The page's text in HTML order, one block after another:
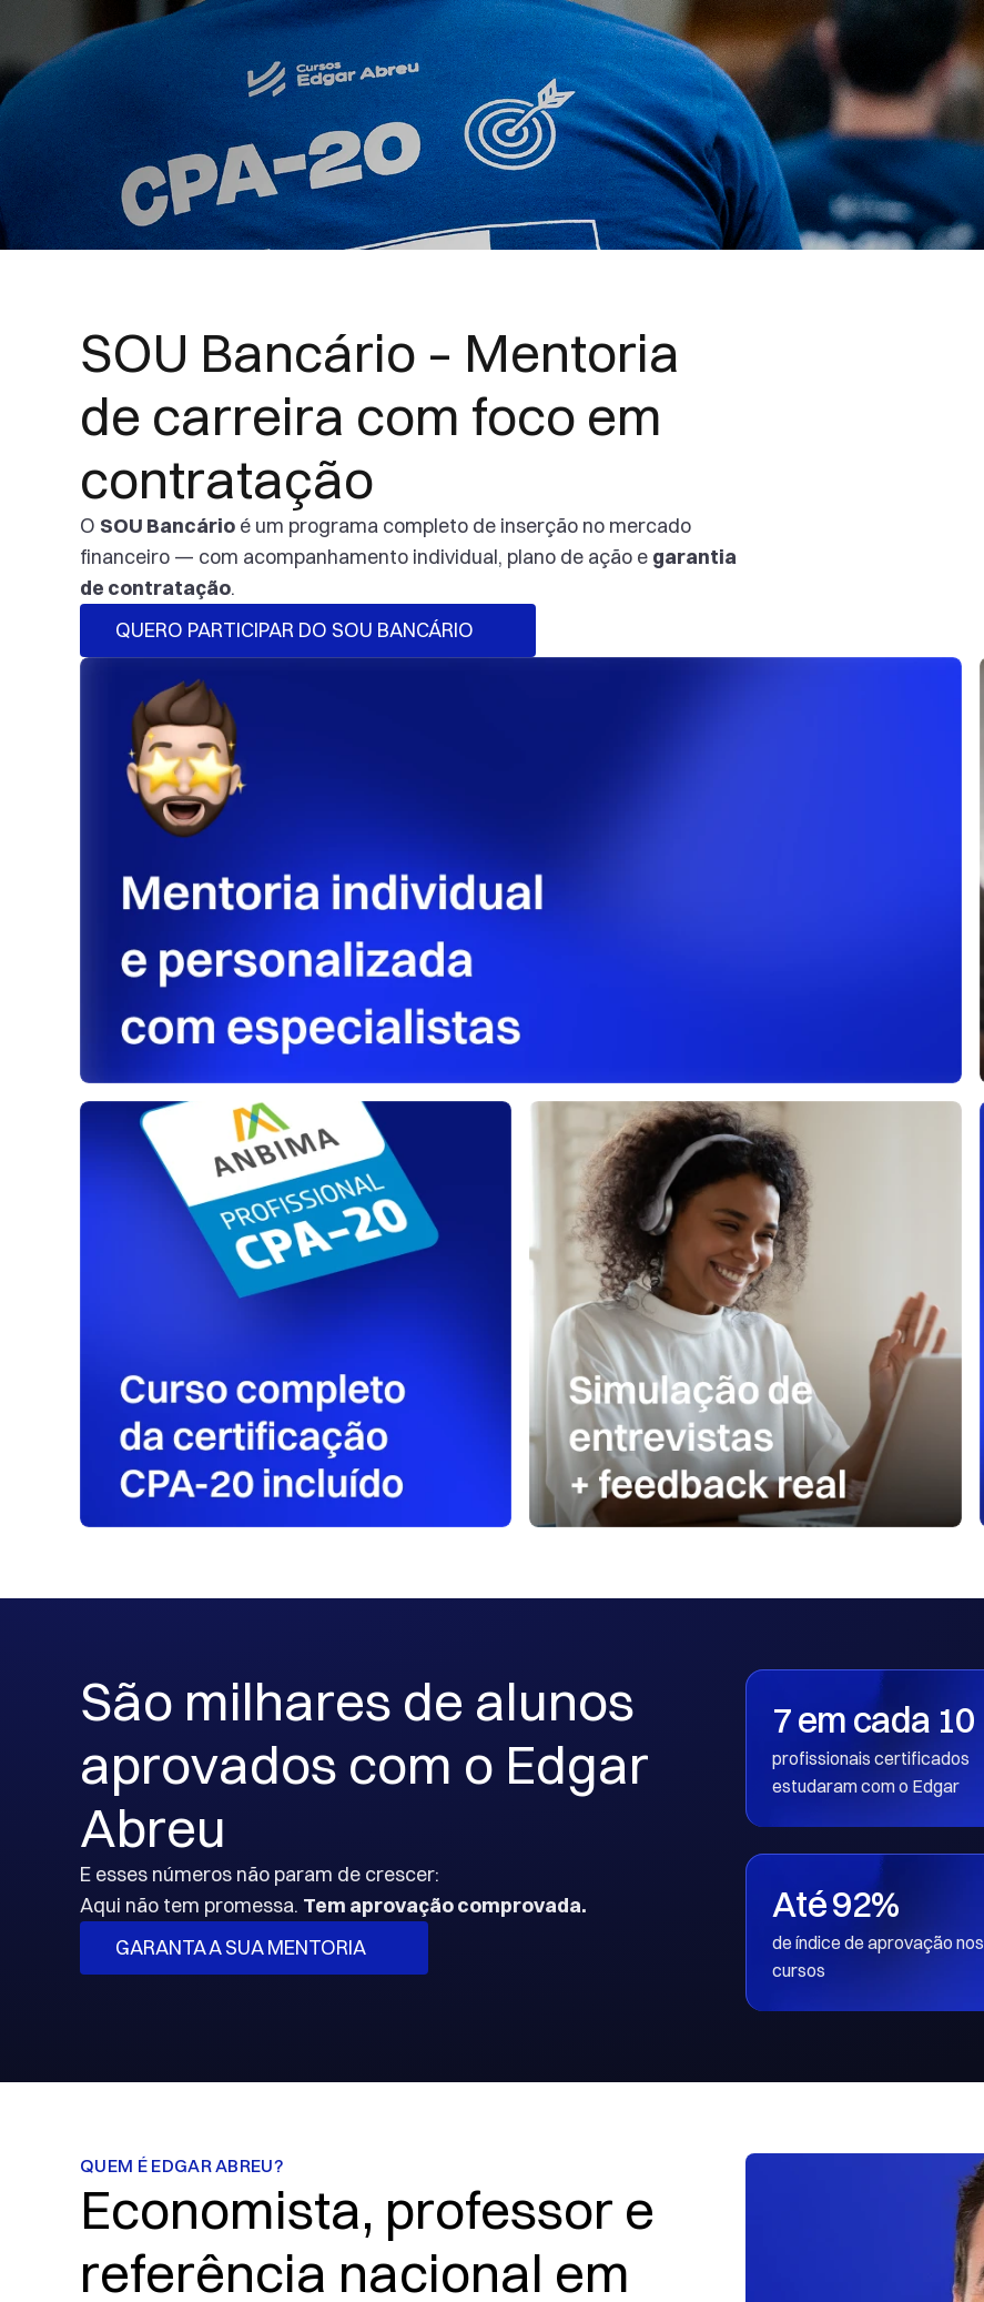
SOU Bancário – Mentoria
de carreira com foco em
contratação
O SOU Bancário é um programa completo de inserção no mercado
financeiro — com acompanhamento individual, plano de ação e garantia
de contratação.
QUERO PARTICIPAR DO SOU BANCÁRIO
São milhares de alunos
aprovados com o Edgar
Abreu
E esses números não param de crescer:
Aqui não tem promessa. Tem aprovação comprovada.
GARANTA A SUA MENTORIA
7 em cada 10
profissionais certificados
estudaram com o Edgar
Até 92%
de índice de aprovação nos
cursos
QUEM É EDGAR ABREU?
Economista, professor e
referência nacional em